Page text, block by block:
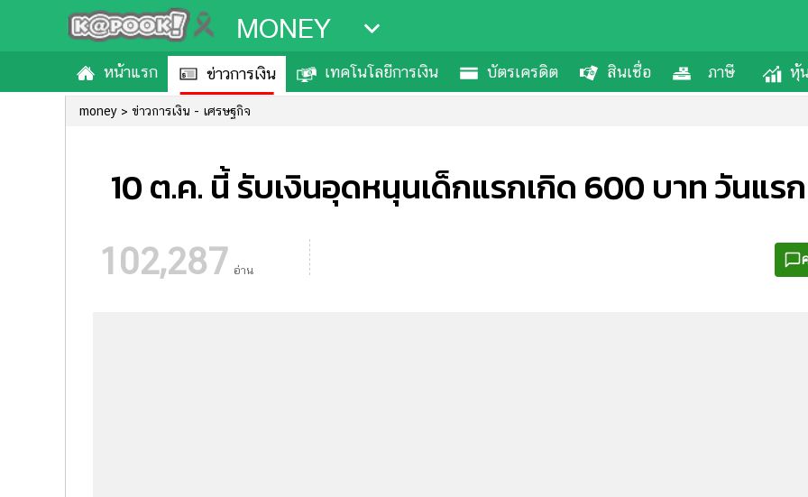
MONEY
หน้าแรก ข่าวการเงิน เทคโนโลยีการเงิน บัตรเครดิต สินเชื่อ ภาษี หุ้
money ข่าวการเงิน - เศรษฐกิจ
10 ต.ค. นี้ รับเงินอุดหนุนเด็กแรกเกิด 600 บาท วันแร
102,287 อ่าน